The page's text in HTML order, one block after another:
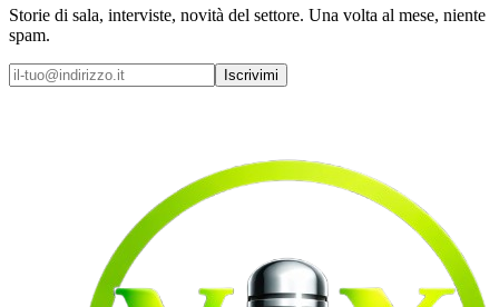
Storie di sala, interviste, novità del settore. Una volta al mese, niente
spam.
Iscrivimi